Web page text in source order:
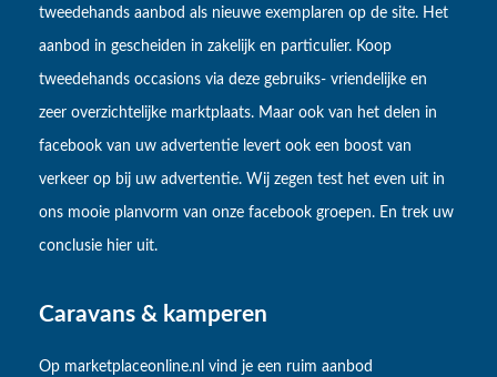
tweedehands aanbod als nieuwe exemplaren op de site. Het
aanbod in gescheiden in zakelijk en particulier. Koop
tweedehands occasions via deze gebruiks- vriendelijke en
zeer overzichtelijke marktplaats. Maar ook van het delen in
facebook van uw advertentie levert ook een boost van
verkeer op bij uw advertentie. Wij zegen test het even uit in
ons mooie planvorm van onze facebook groepen. En trek uw
conclusie hier uit.
Caravans & kamperen
Op marketplaceonline.nl vind je een ruim aanbod